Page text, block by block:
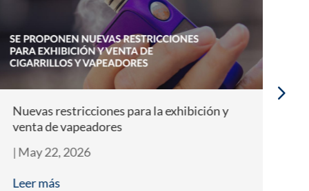
Nuevas restricciones para la exhibición y
venta de vapeadores
| May 22, 2026
Leer más